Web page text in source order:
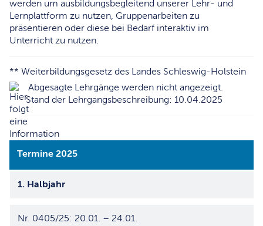
werden um ausbildungsbegleitend unserer Lehr- und
Lernplattform zu nutzen, Gruppenarbeiten zu
präsentieren oder diese bei Bedarf interaktiv im
Unterricht zu nutzen.
** Weiterbildungsgesetz des Landes Schleswig-Holstein
Abgesagte Lehrgänge werden nicht angezeigt.
Stand der Lehrgangsbeschreibung: 10.04.2025
Termine 2025
1. Halbjahr
Nr. 0405/25: 20.01. – 24.01.